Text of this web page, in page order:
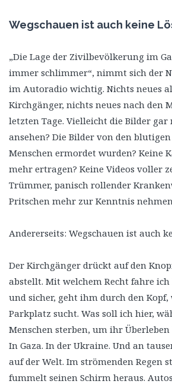
Wegschauen ist auch keine
„Die Lage der Zivilbevölkerung im
immer schlimmer“, nimmt sich der
im Autoradio wichtig. Nichts neues
Kirchgänger, nichts neues nach den
letzten Tage. Vielleicht die Bilder
ansehen? Die Bilder von den
Menschen ermordet wurden? Keine
mehr ertragen? Keine Videos voller
Trümmer, panisch rollender
Pritschen mehr zur Kenntnis
Andererseits: Wegschauen ist auch
Der Kirchgänger drückt auf den
abstellt. Mit welchem Recht fahre
und sicher, geht ihm durch den
Parkplatz sucht. Was soll ich hier,
Menschen sterben, um ihr
In Gaza. In der Ukraine. Und an
auf der Welt. Im strömenden Regen
fummelt seinen Schirm heraus.